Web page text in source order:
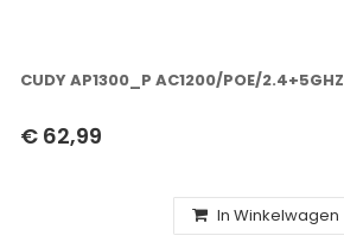
CUDY AP1300_P AC1200/POE/2.4+5GHZ
€ 62,99
In Winkelwagen